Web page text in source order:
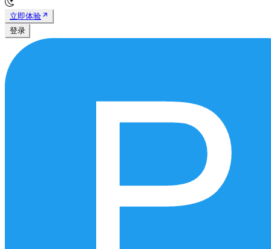
立即体验
登录